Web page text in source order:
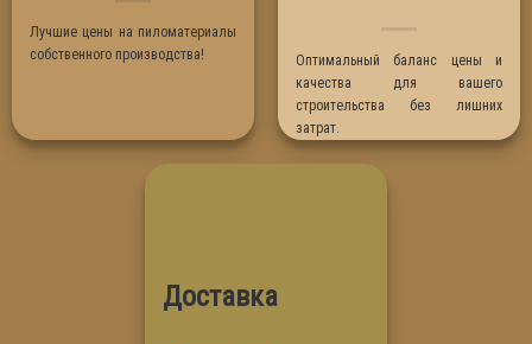
Лучшие цены на пиломатериалы
собственного производства!
Оптимальный баланс цены и
качества для вашего
строительства без лишних
затрат.
Доставка